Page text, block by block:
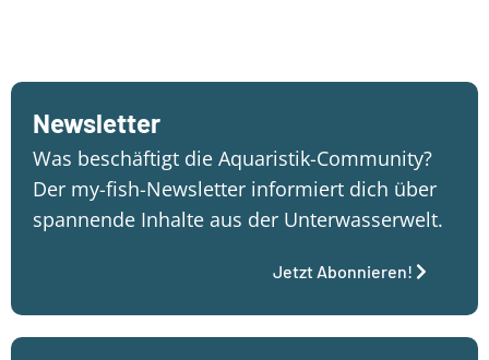
Newsletter
Was beschäftigt die Aquaristik-Community?
Der my-fish-Newsletter informiert dich über
spannende Inhalte aus der Unterwasserwelt.
Jetzt Abonnieren!